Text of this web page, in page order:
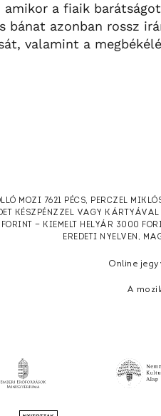
amikor a fiaik
bánat azonban rossz
valamint a
MOZI 7621 PÉCS, PERCZEL
KÉSZPÉNZZEL VAGY
— KIEMELT HELYÁR 3000
EREDETI NYELVEN,
Online
A